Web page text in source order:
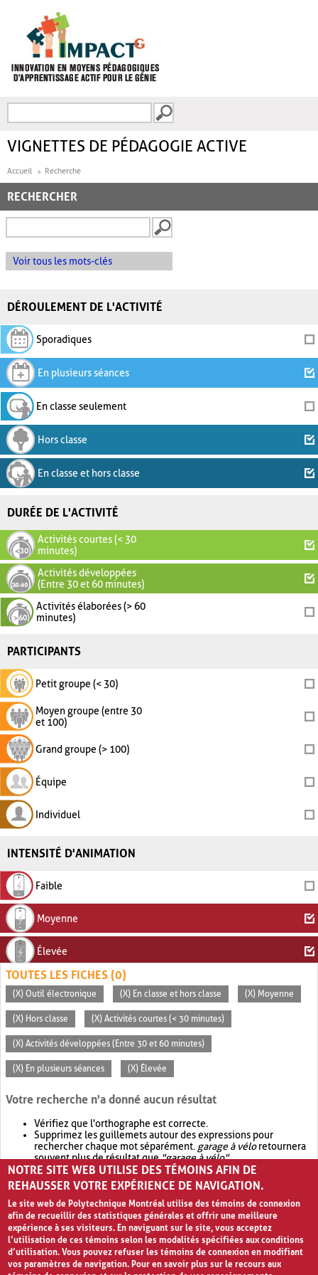
FORMULAIRE DE
VIGNETTES DE PÉDAGOGIE ACTIVE
Accueil Recherche
RECHERCHER
Voir tous les mots-clés
DÉROULEMENT DE L'ACTIVITÉ
Sporadiques
En plusieurs séances
En classe seulement
Hors classe
En classe et hors classe
DURÉE DE L'ACTIVITÉ
Activités courtes (< 30
minutes)
Activités développées
(Entre 30 et 60 minutes)
Activités élaborées (> 60
minutes)
PARTICIPANTS
Petit groupe (< 30)
Moyen groupe (entre 30
et 100)
Grand groupe (> 100)
Équipe
Individuel
INTENSITÉ D'ANIMATION
Faible
Moyenne
Élevée
TOUTES LES FICHES (0)
(X) Outil électronique (X) En classe et hors classe (X) Moyenne
(X) Hors classe (X) Activités courtes (< 30 minutes)
(X) Activités développées (Entre 30 et 60 minutes)
(X) En plusieurs séances (X) Élevée
Votre recherche n'a donné aucun résultat
Vérifiez que l'orthographe est correcte.
Supprimez les guillemets autour des expressions pour
rechercher chaque mot séparément. garage à véloretournera
souvent plus de résultat que"garage à vélo".
Envisagez d'élargir votre recherche avec OR.garage OR vélo
retournera souvent plus de résultat quegarage à vélo
NOTRE SITE WEB UTILISE DES TÉMOINS AFIN DE
REHAUSSER VOTRE EXPÉRIENCE DE NAVIGATION.
Le site web de Polytechnique Montréal utilise des témoins de connexion
afin de recueillir des statistiques générales et offrir une meilleure
expérience à ses visiteurs. En naviguant sur le site, vous acceptez
l’utilisation de ces témoins selon les modalités spécifiées aux conditions
d’utilisation. Vous pouvez refuser les témoins de connexion en modifiant
vos paramètres de navigation. Pour en savoir plus sur le recours aux